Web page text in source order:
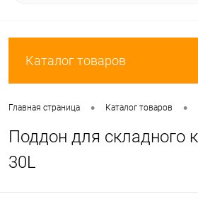
Каталог товаров
Главная страница • Каталог товаров •
Поддон для складного
30L